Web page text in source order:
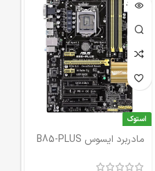
ناموجود
استوک
مادربرد ایسوس B85-PLUS